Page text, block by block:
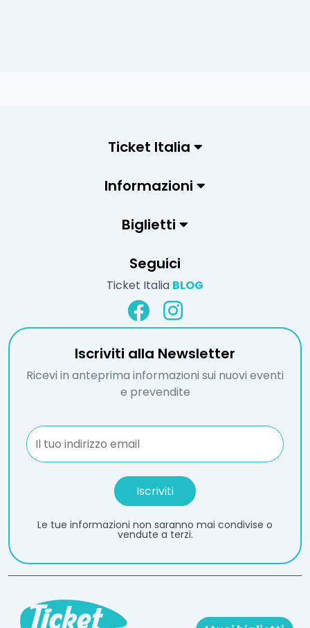
Ticket Italia
Informazioni
Biglietti
Seguici
Ticket Italia BLOG
Iscriviti alla Newsletter
Ricevi in anteprima informazioni sui nuovi eventi
e prevendite
Le tue informazioni non saranno mai condivise o
vendute a terzi.